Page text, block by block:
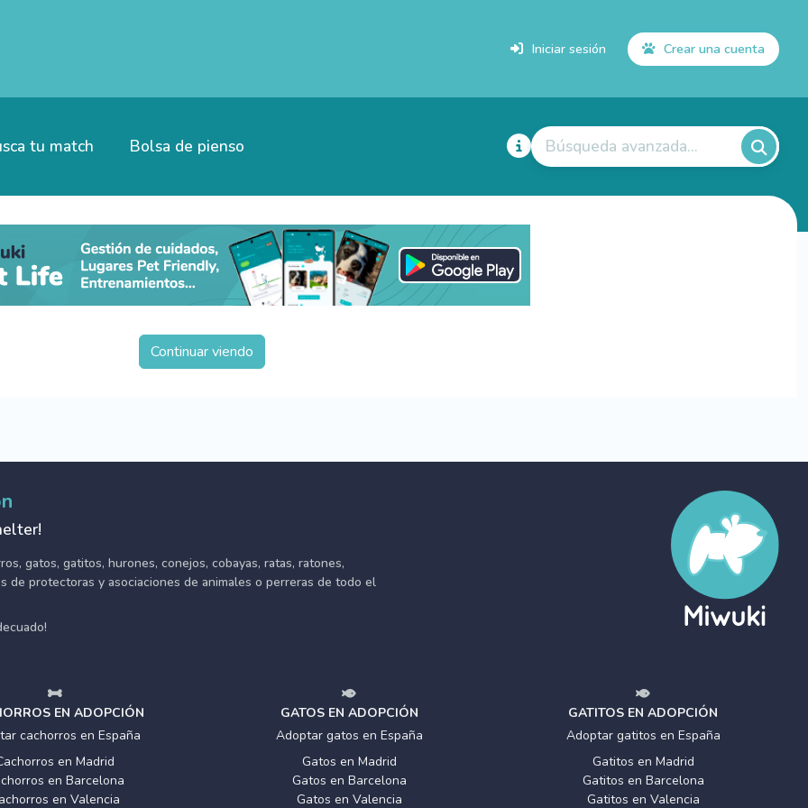
Iniciar sesión Crear una cuenta
tu match Bolsa de pienso Búsqueda avanzada...
Continuar viendo
gatos, gatitos, hurones, conejos, cobayas, ratas, ratones,
de protectoras y asociaciones de animales o perreras de todo el
EN ADOPCIÓN
cachorros en España
en Madrid
en Barcelona
en Valencia
GATOS EN ADOPCIÓN
Adoptar gatos en España
Gatos en Madrid
Gatos en Barcelona
Gatos en Valencia
GATITOS EN ADOPCIÓN
Adoptar gatitos en España
Gatitos en Madrid
Gatitos en Barcelona
Gatitos en Valencia